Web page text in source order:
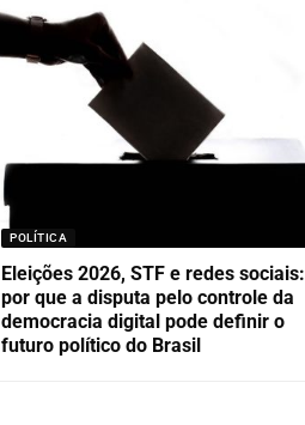
POLÍTICA
Eleições 2026, STF e redes sociais:
por que a disputa pelo controle da
democracia digital pode definir o
futuro político do Brasil